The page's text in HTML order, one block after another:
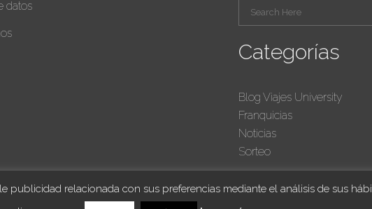
datos
Categorías
Blog Viajes University
Franquicias
Noticias
Sorteo
publicidad relacionada con sus preferencias mediante el análisis de sus